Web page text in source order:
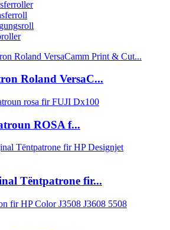
Roland VersaC...
ROSA f...
Tëntpatrone fir...